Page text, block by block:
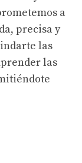
a
precisa y
las
las